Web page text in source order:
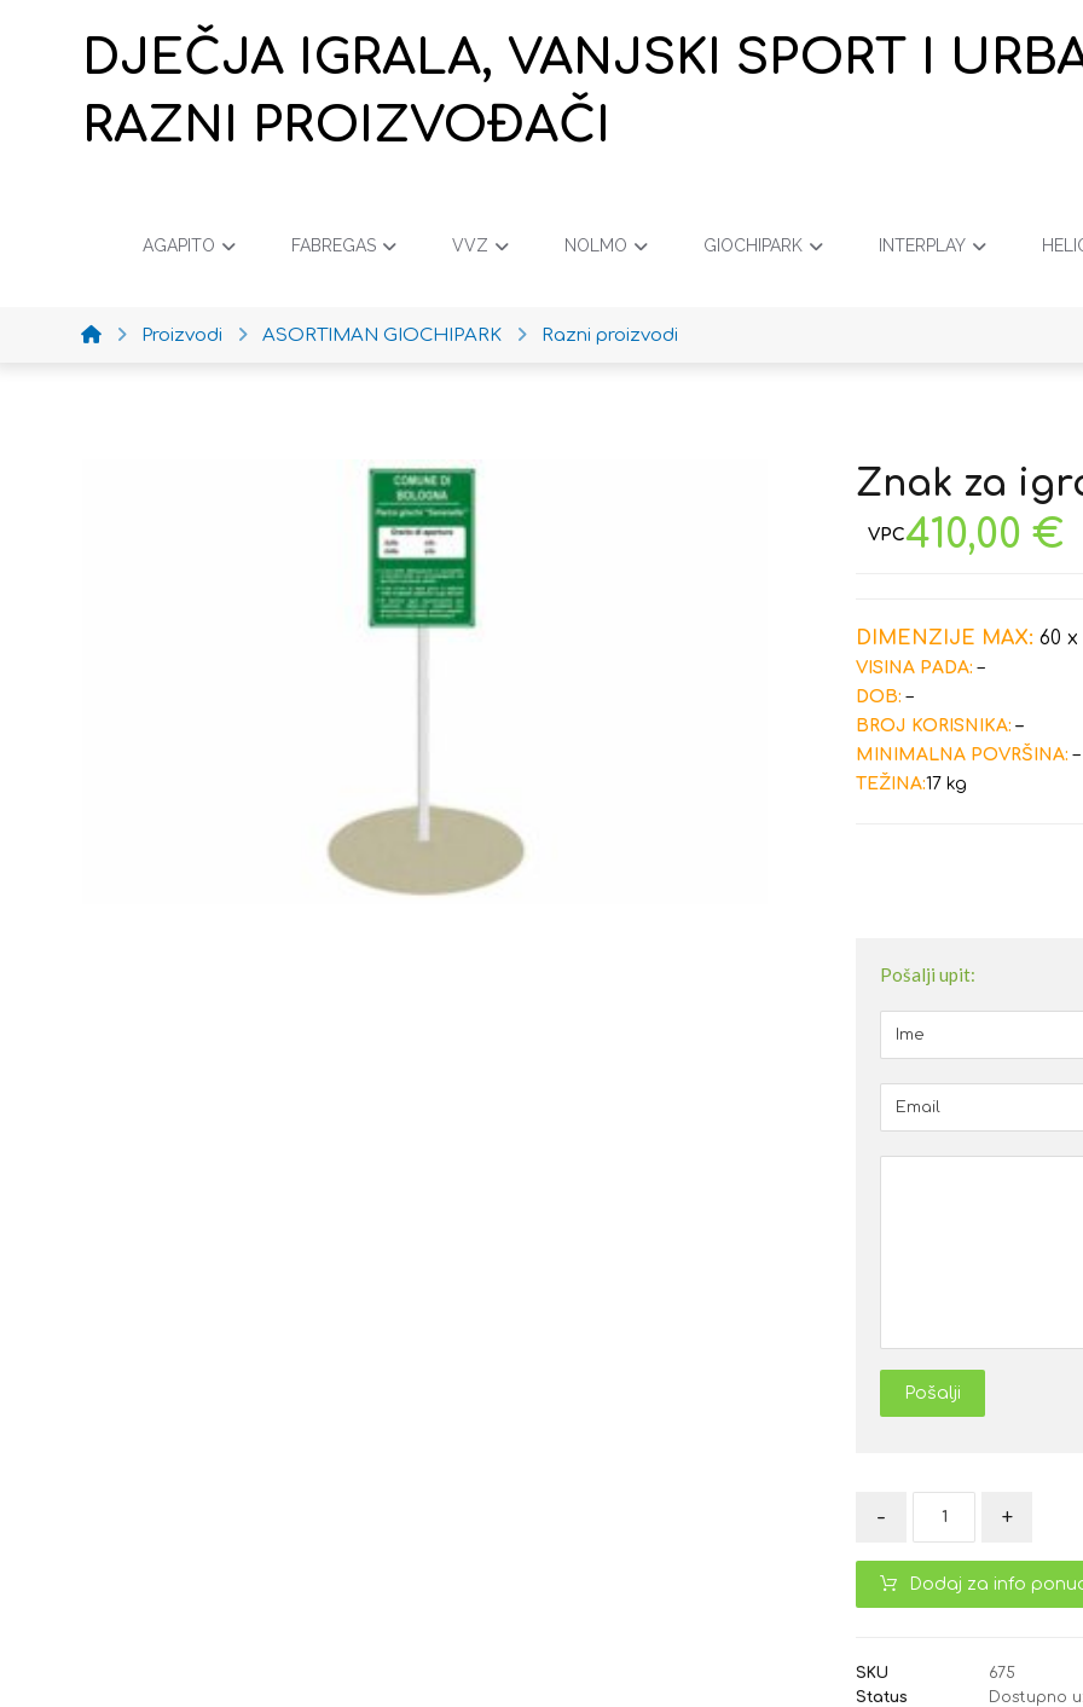
DJEČJA IGRALA, VANJSKI SPORT I
RAZNI PROIZVOĐAČI
AGAPITO FABREGAS VVZ NOLMO GIOCHIPARK INTERPLAY
Proizvodi ASORTIMAN GIOCHIPARK Razni proizvodi
Znak za
410,00€
DIMENZIJE MAX: 60
VISINA PADA: –
DOB: –
BROJ KORISNIKA: –
MINIMALNA POVRŠINA: –
TEŽINA:17 kg
Pošalji upit:
Pošalji
- +
Dodaj za info
SKU
675
Status
Dostupno